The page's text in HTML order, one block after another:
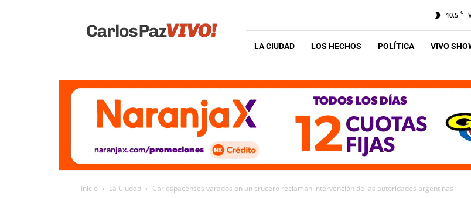
Vivo
10.5 C
LA CIUDAD LOS HECHOS POLÍTICA VIVO
Inicio La Ciudad Carlospacenses varados en un crucero reclaman intervención de las autoridades argentinas